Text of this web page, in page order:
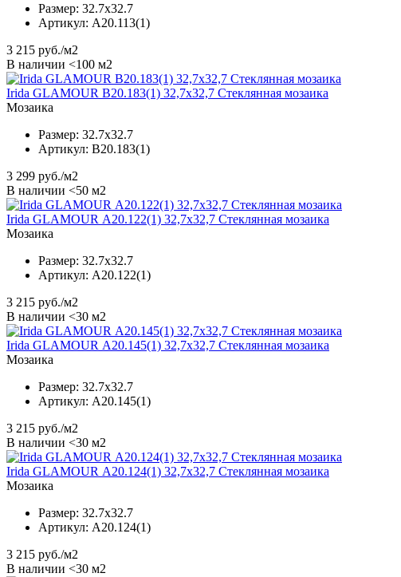
Размер: 32.7x32.7
Артикул: А20.113(1)
3 215 руб./м2
В наличии <100 м2
Irida GLAMOUR B20.183(1) 32,7x32,7 Стеклянная мозаика
Мозаика
Размер: 32.7x32.7
Артикул: B20.183(1)
3 299 руб./м2
В наличии <50 м2
Irida GLAMOUR А20.122(1) 32,7x32,7 Стеклянная мозаика
Мозаика
Размер: 32.7x32.7
Артикул: А20.122(1)
3 215 руб./м2
В наличии <30 м2
Irida GLAMOUR А20.145(1) 32,7x32,7 Стеклянная мозаика
Мозаика
Размер: 32.7x32.7
Артикул: А20.145(1)
3 215 руб./м2
В наличии <30 м2
Irida GLAMOUR А20.124(1) 32,7x32,7 Стеклянная мозаика
Мозаика
Размер: 32.7x32.7
Артикул: А20.124(1)
3 215 руб./м2
В наличии <30 м2